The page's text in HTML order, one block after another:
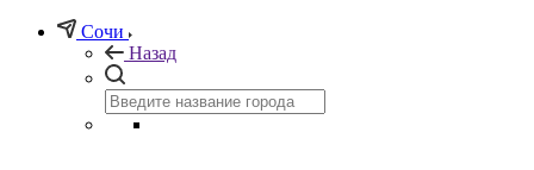
Сочи
Назад